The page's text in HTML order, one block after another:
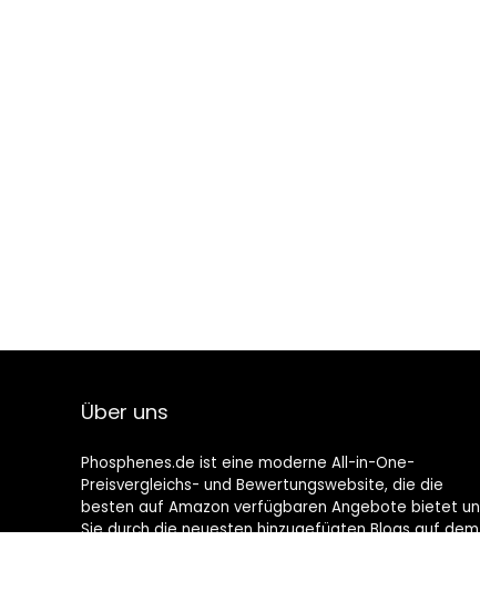
Über uns
Phosphenes.de ist eine moderne All-in-One-
Preisvergleichs- und Bewertungswebsite, die die
besten auf Amazon verfügbaren Angebote bietet
Sie durch die neuesten hinzugefügten Blogs auf dem